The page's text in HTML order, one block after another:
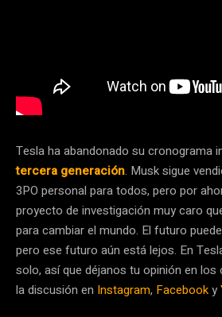
Tesla ha abandonado su cronograma
tercera generación. Musk sigue
3PO personal para todos, pero por
proyecto de investigación muy caro
para cambiar el mundo. El futuro
pero ese futuro aún está lejos. En
solo, así que déjanos tu opinión en
la discusión en Instagram, Facebooky